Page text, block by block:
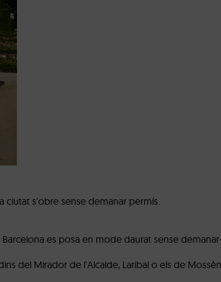
ciutat s'obre sense demanar permís.
es posa en mode daurat sense
del Mirador de l'Alcalde, Laribal o els de